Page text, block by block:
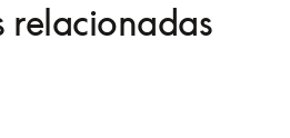
relacionadas